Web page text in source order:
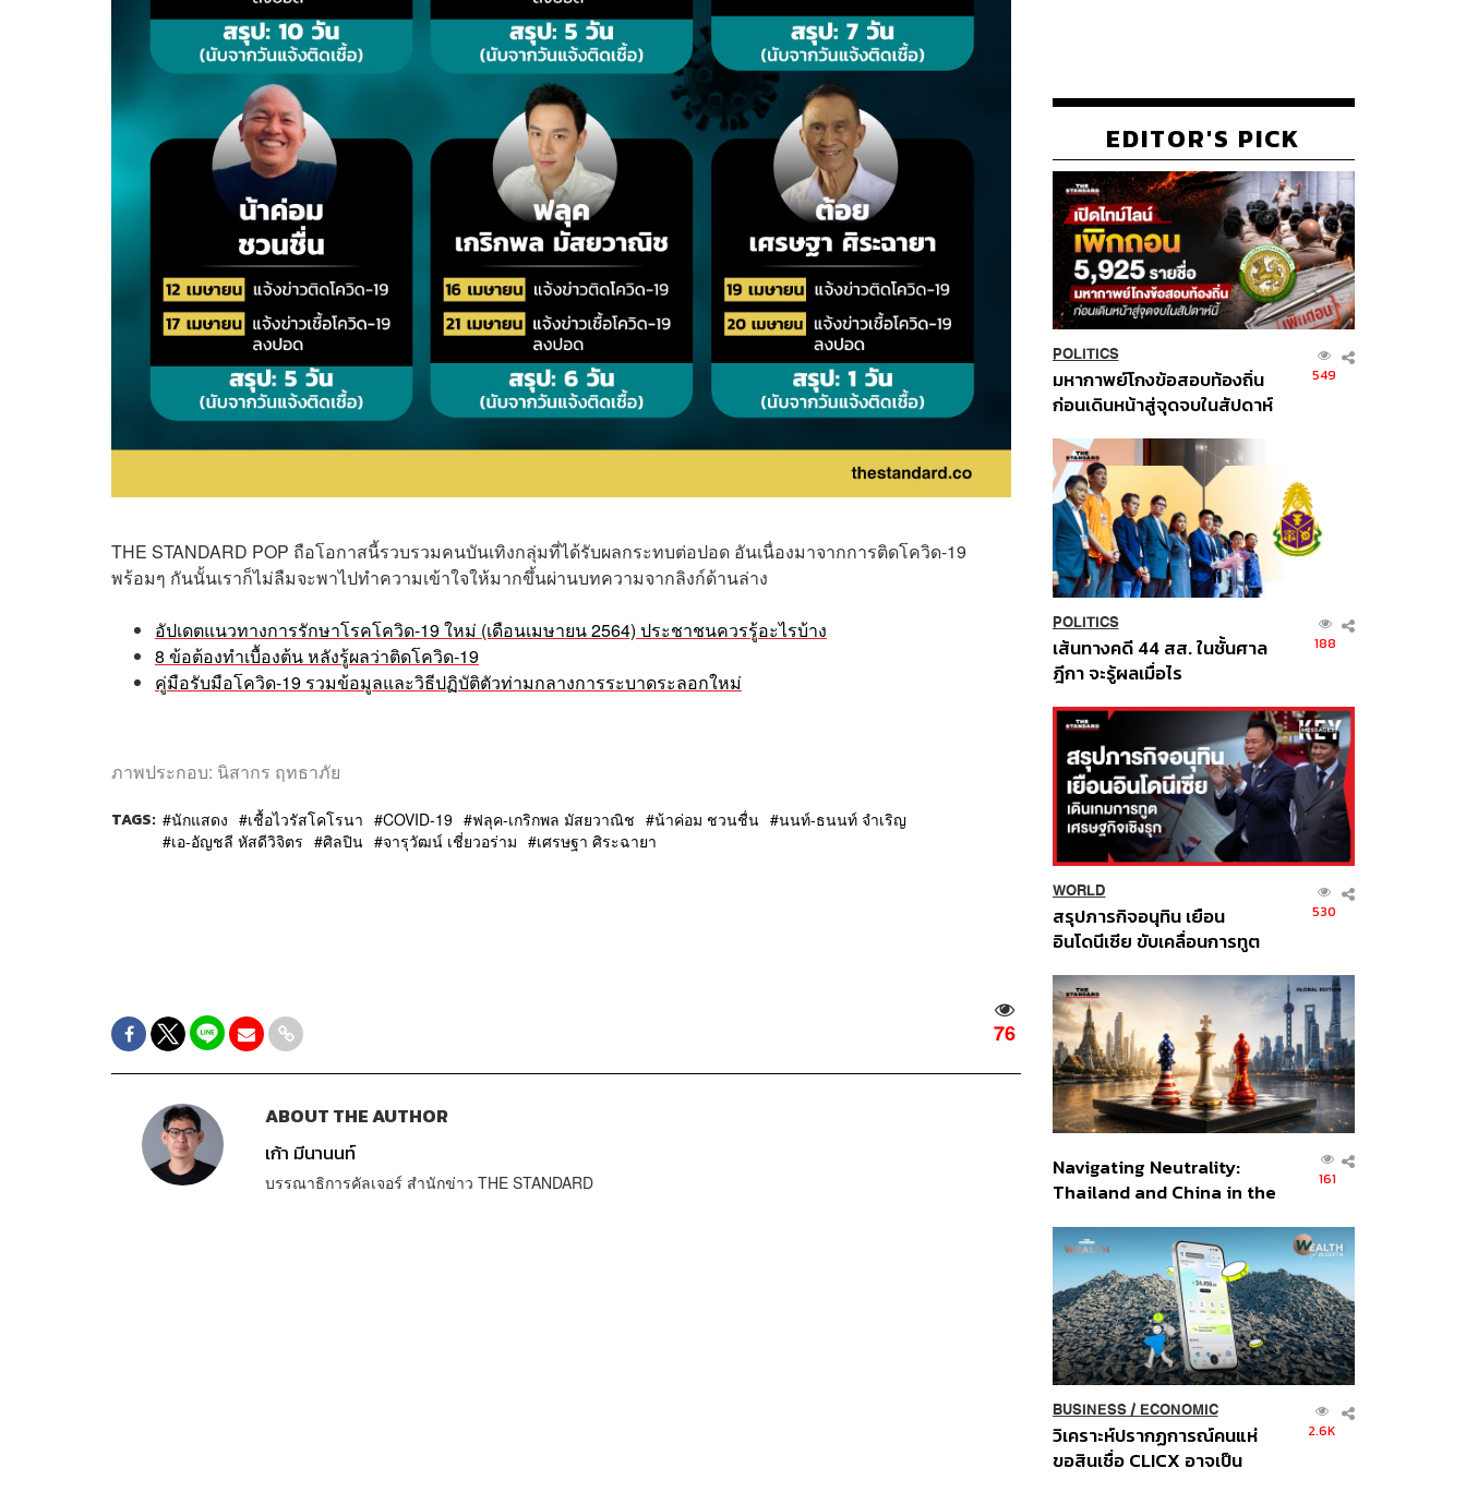
THE STANDARD POP ถือโอกาสนี้รวบรวมคนบันเทิงกลุ่มที่ได้รับผลกระทบต่อปอด อันเนื่องมาจากการติดโควิด-19
พร้อมๆ กันนั้นเราก็ไม่ลืมจะพาไปทำความเข้าใจให้มากขึ้นผ่านบทความจากลิงก์ด้านล่าง
อัปเดตแนวทางการรักษาโรคโควิด-19 ใหม่ (เดือนเมษายน 2564) ประชาชนควรรู้อะไรบ้าง
8 ข้อต้องทำเบื้องต้น หลังรู้ผลว่าติดโควิด-19
คู่มือรับมือโควิด-19 รวมข้อมูลและวิธีปฏิบัติตัวท่ามกลางการระบาดระลอกใหม่
ภาพประกอบ: นิสากร ฤทธาภัย
TAGS: นักแสดง เชื้อไวรัสโคโรนา COVID-19 ฟลุค-เกริกพล มัสยวาณิช น้าค่อม ชวนชื่น
นนท์-ธนนท์ จำเริญ
เอ-อัญชลี หัสดีวิจิตร
ศิลปิน จารุวัฒน์ เชี่ยวอร่าม เศรษฐา ศิระฉายา
76
ABOUT THE AUTHOR
เก้า มีนานนท์
บรรณาธิการคัลเจอร์ สำนักข่าว THE STANDARD
EDITOR'S PICK
POLITICS
มหากาพย์โกงข้อสอบท้องถิ่น
ก่อนเดินหน้าสู่จุดจบในสัปดาห์
549
POLITICS
เส้นทางคดี 44 สส. ในชั้นศาล
ฎีกา จะรู้ผลเมื่อไร
188
WORLD
สรุปภารกิจอนุทิน เยือน
อินโดนีเซีย ขับเคลื่อนการทูต
ส่วนยุทธศาสตร์ไทย –
อินโดนีเซีย
530
Navigating Neutrality:
Thailand and China in the
Order
161
BUSINESS/ ECONOMIC
วิเคราะห์ปรากฏการณ์คนแห่
ขอสินเชื่อ CLICX อาจเป็น
2.6K